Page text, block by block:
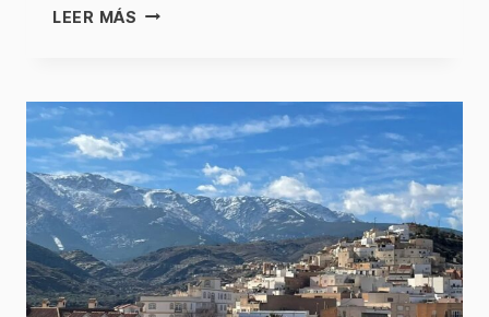
LEER MÁS ABLA
ABRUCENA